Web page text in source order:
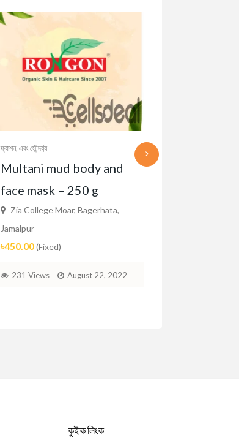
ফ্যাশন, এবং সৌন্দর্য্য
Multani mud body and
face mask – 250 g
Zia College Moar, Bagerhata,
Jamalpur
৳450.00(Fixed)
231 Views August 22, 2022
কুইক লিংক